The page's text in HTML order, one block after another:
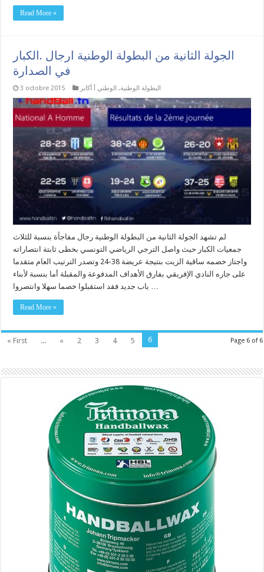
Read More »
الجولة الثانية من البطولة الوطنية ارجال .الكبار
في الصدارة
3 octobre 2015 البطولة الوطنية, الوطني أ أكابر
لم تشهد الجولة الثانية من البطولة الوطنية رجال مفاجأة بنسبة للثلاث
جمعيات الكبار حيث واصل الترجي الرياضي التونسي بخطى ثابتة انتصاراته
واجتاز خصمه ساقية الزيت بنتيجة عريضة 38-24 وتصدر الترتيب العام متقدما
على جاره النادي الإفريقي بفارق الأهداف المدفوعة والمقبلة أما بنسبة لأبناء
باب جديد فقد استقبلوا خصما سهلا وانتصروا …
Read More »
Page 6 of 6
« First ... « 2 3 4 5 6